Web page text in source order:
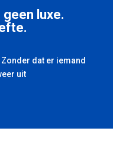
luxe.
dat er iemand
uit